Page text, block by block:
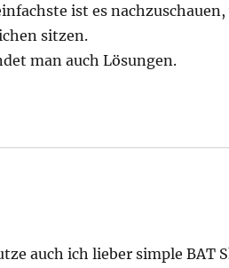
ist es
sitzen.
man auch Lösungen.
auch ich lieber simple BAT